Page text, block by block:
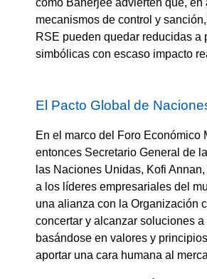
como Banerjee advierten que, en
mecanismos de control y
RSE pueden quedar reducidas a
simbólicas con escaso impacto
El Pacto Global de
En el marco del Foro Económico
entonces Secretario General de
las Naciones Unidas, Kofi
a los líderes empresariales del
una alianza con la Organización
concertar y alcanzar soluciones
basándose en valores y
aportar una cara humana al